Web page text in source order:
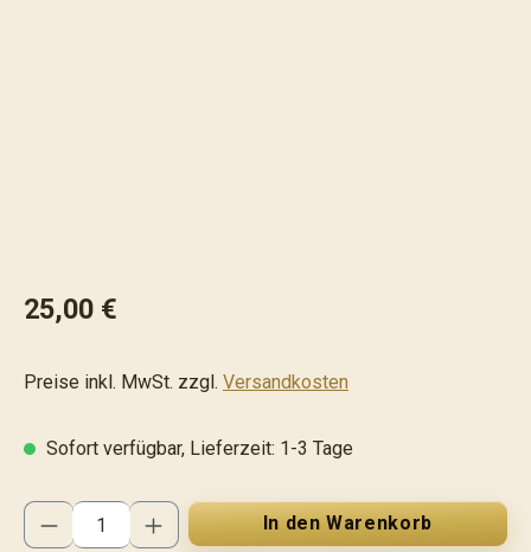
25,00 €
Preise inkl. MwSt. zzgl. Versandkosten
Sofort verfügbar, Lieferzeit: 1-3 Tage
Produkt Anzahl: Gib den gewünschten Wert
In den Warenkorb